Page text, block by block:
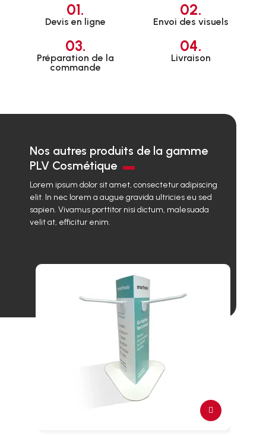
01.
Devis en ligne
02.
Envoi des visuels
03.
Préparation de la
commande
04.
Livraison
Nos autres produits de la gamme
PLV Cosmétique
Lorem ipsum dolor sit amet, consectetur adipiscing
elit. In nec lorem a augue gravida ultricies eu sed
sapien. Vivamus porttitor nisi dictum, malesuada
velit at, efficitur enim.